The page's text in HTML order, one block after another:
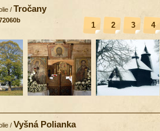
/ Tročany
1 2 3 4
/ Vyšná Polianka